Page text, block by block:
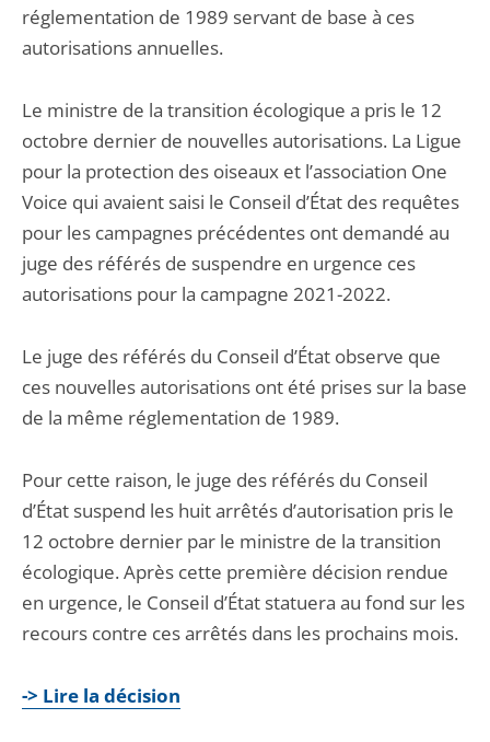
réglementation de 1989 servant de base à ces
autorisations annuelles.
Le ministre de la transition écologique a pris le 12
octobre dernier de nouvelles autorisations. La Ligue
pour la protection des oiseaux et l’association One
Voice qui avaient saisi le Conseil d’État des requêtes
pour les campagnes précédentes ont demandé au
juge des référés de suspendre en urgence ces
autorisations pour la campagne 2021-2022.
Le juge des référés du Conseil d’État observe que
ces nouvelles autorisations ont été prises sur la base
de la même réglementation de 1989.
Pour cette raison, le juge des référés du Conseil
d’État suspend les huit arrêtés d’autorisation pris le
12 octobre dernier par le ministre de la transition
écologique. Après cette première décision rendue
en urgence, le Conseil d’État statuera au fond sur les
recours contre ces arrêtés dans les prochains mois.
-> Lire la décision